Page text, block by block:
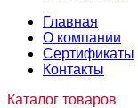
Главная
О компании
Сертификаты
Контакты
Каталог товаров